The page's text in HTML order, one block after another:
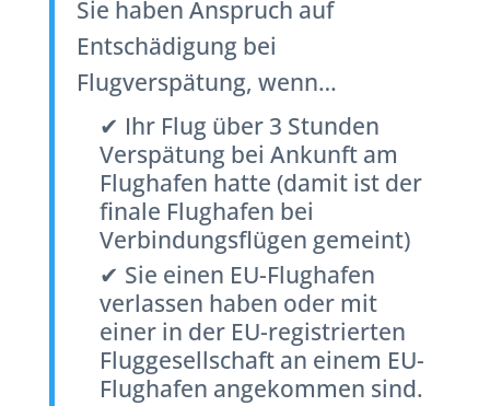
Sie haben Anspruch auf
Entschädigung bei
Flugverspätung, wenn…
✔ Ihr Flug über 3 Stunden
Verspätung bei Ankunft am
Flughafen hatte (damit ist der
finale Flughafen bei
Verbindungsflügen gemeint)
✔ Sie einen EU-Flughafen
verlassen haben oder mit
einer in der EU-registrierten
Fluggesellschaft an einem EU-
Flughafen angekommen sind.